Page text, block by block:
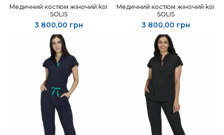
Медичний костюм жіночий koi
SOLIS
3 800,00 грн
Медичний костюм жіночий koi
SOLIS
3 800,00 грн